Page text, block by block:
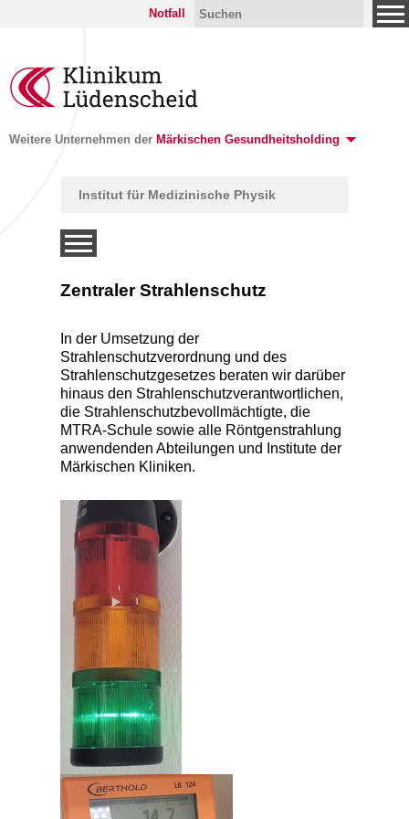
Notfall
Weitere Unternehmen der Märkischen Gesundheitsholding
Institut für Medizinische Physik
Zentraler Strahlenschutz
In der Umsetzung der
Strahlenschutzverordnung und des
Strahlenschutzgesetzes beraten wir darüber
hinaus den Strahlenschutzverantwortlichen,
die Strahlenschutzbevollmächtigte, die
MTRA-Schule sowie alle Röntgenstrahlung
anwendenden Abteilungen und Institute der
Märkischen Kliniken.